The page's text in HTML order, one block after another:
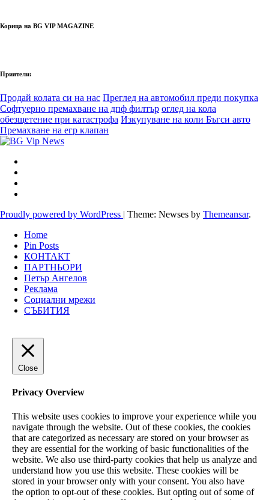
Корица на BG VIP MAGAZINE
Приятели:
Продай колата си на нас Преглед на автомобил преди покупка
Софтуерно премахване на дпф филтър оглед на кола
обезщетение при катастрофа Изкупуване на коли Бъгси авто
Премахване на егр клапан
Proudly powered by WordPress | Theme: Newses by Themeansar.
Home
Pin Posts
КОНТАКТ
ПАРТНЬОРИ
Петър Ангелов
Реклама
Социални мрежи
СЪБИТИЯ
Close
Privacy Overview
This website uses cookies to improve your experience while you
navigate through the website. Out of these cookies, the cookies
that are categorized as necessary are stored on your browser as
they are essential for the working of basic functionalities of the
website. We also use third-party cookies that help us analyze and
understand how you use this website. These cookies will be
stored in your browser only with your consent. You also have
the option to opt-out of these cookies. But opting out of some of